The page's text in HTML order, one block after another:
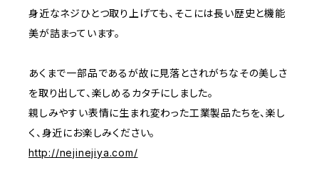
身近なネジひとつ取り上げても、そこには長い歴史と機能
美が詰まっています。
あくまで一部品であるが故に見落とされがちなその美しさ
を取り出して、楽しめるカタチにしました。
親しみやすい表情に生まれ変わった工業製品たちを、楽し
く、身近にお楽しみください。
http://nejinejiya.com/